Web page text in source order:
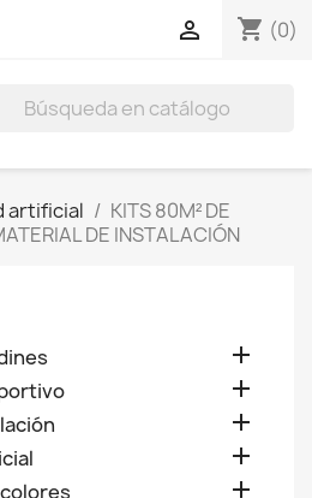
shopping_cart (0)

artificial
KITS 80M² DE
DE INSTALACIÓN




